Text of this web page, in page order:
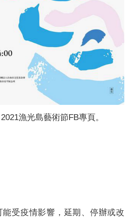
漁光島藝術節FB專頁。
能受疫情影響，延期、停辦或改